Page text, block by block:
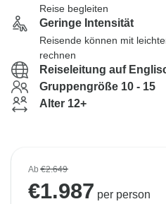
Reise begleiten
Geringe Intensität
Reisende können mit
rechnen
Reiseleitung auf
Gruppengröße 10 - 15
Alter 12+
Ab€2.649
€1.987 per person